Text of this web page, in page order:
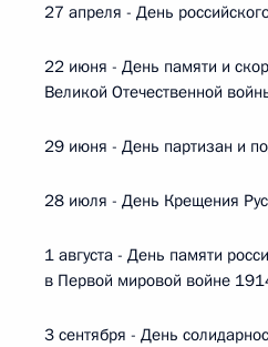
27 апреля - День
22 июня - День памяти и
Великой Отечественной
29 июня - День партизан и
28 июля - День Крещения
1 августа - День памяти
в Первой мировой войне
3 сентября - День